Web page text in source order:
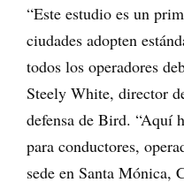
“Este estudio es un
ciudades adopten
todos los operadores
Steely White, director
defensa de Bird. “Aquí
para conductores,
sede en Santa Mónica,